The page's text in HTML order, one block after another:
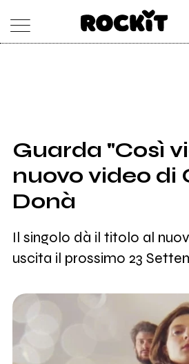
SHOP
RADIO
Guarda "Così
nuovo video di
Donà
Il singolo dà il titolo al
uscita il prossimo 23